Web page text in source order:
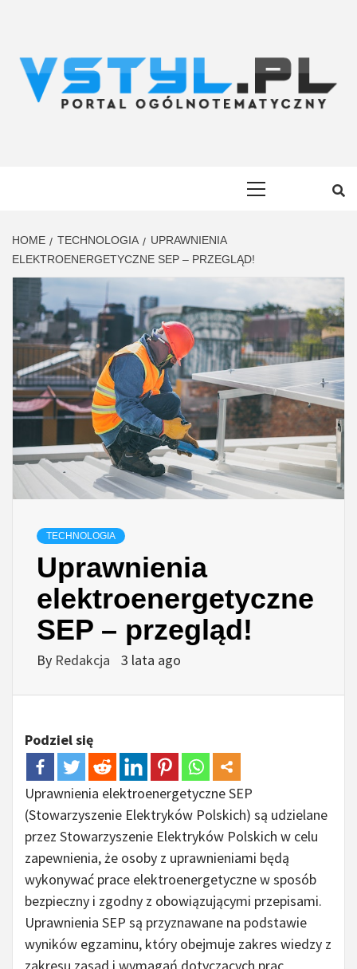
HOME TECHNOLOGIA
UPRAWNIENIA
ELEKTROENERGETYCZNE SEP – PRZEGLĄD!
TECHNOLOGIA
Uprawnienia
elektroenergetyczne
SEP – przegląd!
By Redakcja 3 lata ago
Podziel się
Uprawnienia elektroenergetyczne SEP
(Stowarzyszenie Elektryków Polskich) są udzielane
przez Stowarzyszenie Elektryków Polskich w celu
zapewnienia, że osoby z uprawnieniami będą
wykonywać prace elektroenergetyczne w sposób
bezpieczny i zgodny z obowiązującymi przepisami.
Uprawnienia SEP są przyznawane na podstawie
wyników egzaminu, który obejmuje zakres wiedzy z
zakresu zasad i wymagań dotyczących prac